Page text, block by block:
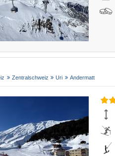
Zentralschweiz Uri Andermatt